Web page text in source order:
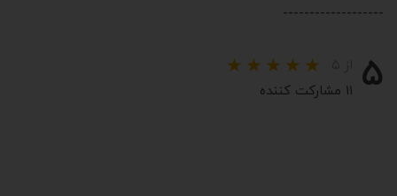
-------------------
۵ ۱۱ مشارکت کننده